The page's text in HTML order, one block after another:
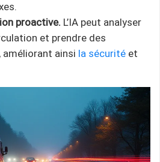
proactive. L’IA peut analyser
et prendre des
améliorant ainsi la sécurité et